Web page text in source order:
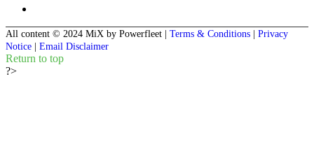
All content © 2024 MiX by Powerfleet Terms & Conditions
Privacy
Notice
Email Disclaimer
Return to top
?>